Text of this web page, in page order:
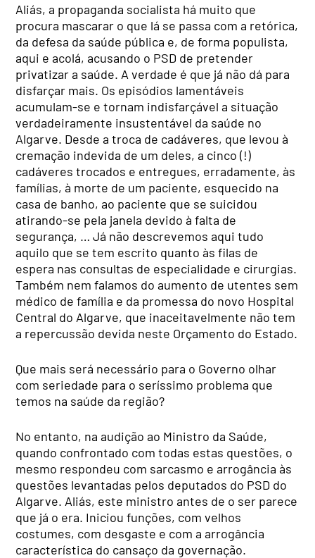
Aliás, a propaganda socialista há muito que
procura mascarar o que lá se passa com a retórica,
da defesa da saúde pública e, de forma populista,
aqui e acolá, acusando o PSD de pretender
privatizar a saúde. A verdade é que já não dá para
disfarçar mais. Os episódios lamentáveis
acumulam-se e tornam indisfarçável a situação
verdadeiramente insustentável da saúde no
Algarve. Desde a troca de cadáveres, que levou à
cremação indevida de um deles, a cinco (!)
cadáveres trocados e entregues, erradamente, às
famílias, à morte de um paciente, esquecido na
casa de banho, ao paciente que se suicidou
atirando-se pela janela devido à falta de
segurança, … Já não descrevemos aqui tudo
aquilo que se tem escrito quanto às filas de
espera nas consultas de especialidade e cirurgias.
Também nem falamos do aumento de utentes sem
médico de família e da promessa do novo Hospital
Central do Algarve, que inaceitavelmente não tem
a repercussão devida neste Orçamento do Estado.
Que mais será necessário para o Governo olhar
com seriedade para o seríssimo problema que
temos na saúde da região?
No entanto, na audição ao Ministro da Saúde,
quando confrontado com todas estas questões, o
mesmo respondeu com sarcasmo e arrogância às
questões levantadas pelos deputados do PSD do
Algarve. Aliás, este ministro antes de o ser parece
que já o era. Iniciou funções, com velhos
costumes, com desgaste e com a arrogância
característica do cansaço da governação.